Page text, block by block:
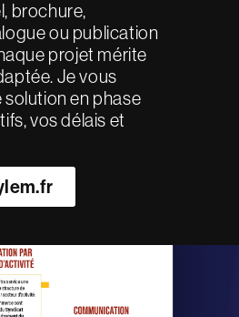
brochure,
ou publication
projet mérite
Je vous
en phase
vos délais et